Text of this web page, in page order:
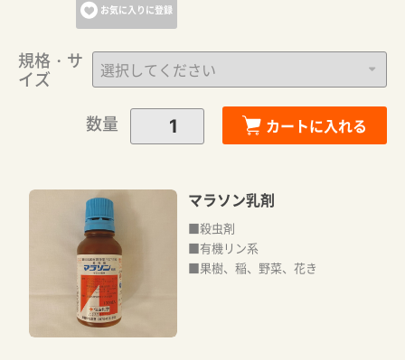
お気に入りに登録
規格・サ
イズ
数量
カートに入れる
マラソン乳剤
■殺虫剤
■有機リン系
■果樹、稲、野菜、花き